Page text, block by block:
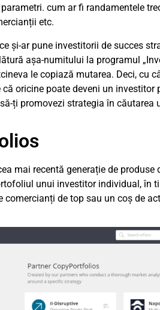
cum ar fi randamentele
etc.
și-ar pune investitorii de succes
așa-numitului la programul
le copiază mutarea. Deci, cu
oricine poate deveni un
ți promovezi strategia în căutarea
mai recentă generație de
unui investitor individual, în
comercianți de top sau un coș de